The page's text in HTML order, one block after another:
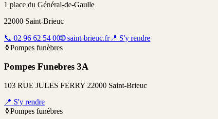
1 place du Général-de-Gaulle
22000 Saint-Brieuc
📞 02 96 62 54 00🌐 saint-brieuc.fr📍 S'y rendre
⚱️Pompes funèbres
Pompes Funebres 3A
103 RUE JULES FERRY 22000 Saint-Brieuc
📍 S'y rendre
⚱️Pompes funèbres